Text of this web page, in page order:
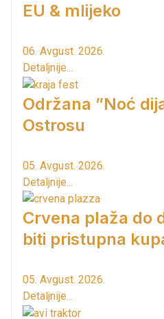
EU & mlijeko
06. Avgust. 2026.
Detaljnije...
Održana ”Noć
Ostrosu
05. Avgust. 2026.
Detaljnije...
Crvena plaža do
biti pristupna
05. Avgust. 2026.
Detaljnije...